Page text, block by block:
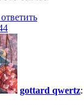
gottard qwertz: